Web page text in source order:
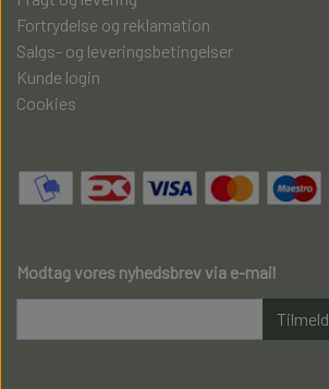
Fortrydelse og reklamation
Salgs- og leveringsbetingelser
Kunde login
Cookies
Modtag vores nyhedsbrev via e-mail
Tilmeld